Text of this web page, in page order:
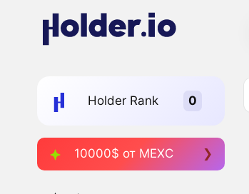
Holder Rank
10000$ от MEXC